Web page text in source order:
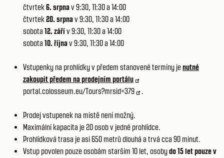
čtvrtek6. srpnav 9:30, 11:30 a 14:00
čtvrtek20. srpnav 9:30, 11:30 a 14:00
sobota 12. zářív 9:30, 11:30 a 14:00
sobota 10. říjnav 9:30, 11:30 a 14:00
Vstupenky na prohlídky v předem stanovené termíny jenutné
zakoupit předem na prodejním portálu
portal.colosseum.eu/Tours?mrsid=379
.
Prodej vstupenek na místě není možný.
Maximální kapacita je 20 osob v jedné prohlídce.
Prohlídková trasa je asi 650 metrů dlouhá a trvá cca 90 minut.
Vstup povolen pouze osobám starším 10 let, osobydo 15 let pouze v